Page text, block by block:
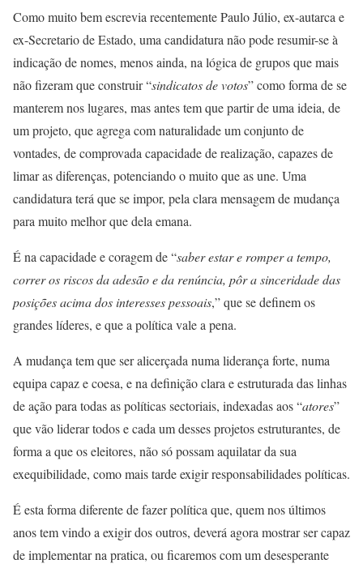
Como muito bem escrevia recentemente Paulo Júlio, ex-autarca e
ex-Secretario de Estado, uma candidatura não pode resumir-se à
indicação de nomes, menos ainda, na lógica de grupos que mais
não fizeram que construir “sindicatos de votos” como forma de se
manterem nos lugares, mas antes tem que partir de uma ideia, de
um projeto, que agrega com naturalidade um conjunto de
vontades, de comprovada capacidade de realização, capazes de
limar as diferenças, potenciando o muito que as une. Uma
candidatura terá que se impor, pela clara mensagem de mudança
para muito melhor que dela emana.
É na capacidade e coragem de “saber estar e romper a tempo,
correr os riscos da adesão e da renúncia, pôr a sinceridade das
posições acima dos interesses pessoais,” que se definem os
grandes líderes, e que a política vale a pena.
A mudança tem que ser alicerçada numa liderança forte, numa
equipa capaz e coesa, e na definição clara e estruturada das linhas
de ação para todas as políticas sectoriais, indexadas aos “atores”
que vão liderar todos e cada um desses projetos estruturantes, de
forma a que os eleitores, não só possam aquilatar da sua
exequibilidade, como mais tarde exigir responsabilidades políticas.
É esta forma diferente de fazer política que, quem nos últimos
anos tem vindo a exigir dos outros, deverá agora mostrar ser capaz
de implementar na pratica, ou ficaremos com um desesperante